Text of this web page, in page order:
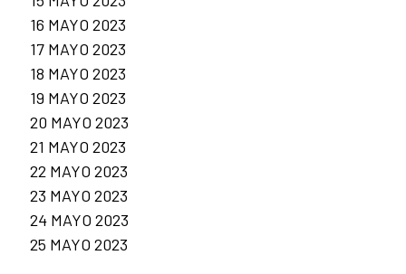
16 MAYO 2023
17 MAYO 2023
18 MAYO 2023
19 MAYO 2023
20 MAYO 2023
21 MAYO 2023
22 MAYO 2023
23 MAYO 2023
24 MAYO 2023
25 MAYO 2023